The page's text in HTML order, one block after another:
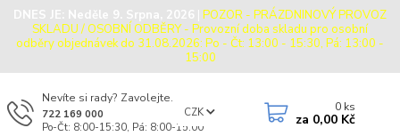
DNES JE: Neděle 9. Srpna, 2026 | POZOR - PRÁZDNINOVÝ PROVOZ
SKLADU / OSOBNÍ ODBĚRY - Provozní doba skladu pro osobní
odběry objednávek do 31.08.2026: Po - Čt: 13:00 - 15:30, Pá: 13:00 -
15:00
CZK
Nevíte si rady? Zavolejte.
722 169 000
Po-Čt: 8:00-15:30, Pá: 8:00-15:00
0 ks
za 0,00 Kč